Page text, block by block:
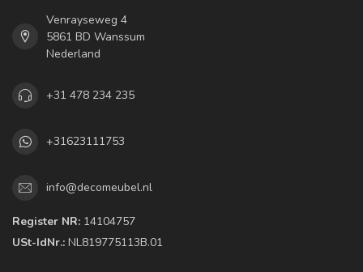
Venrayseweg 4
5861 BD Wanssum
Nederland
+31 478 234 235
+31623111753
info@decomeubel.nl
Register NR: 14104757
USt-IdNr.: NL819775113B.01